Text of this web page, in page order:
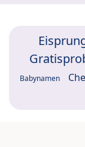
Babynamen